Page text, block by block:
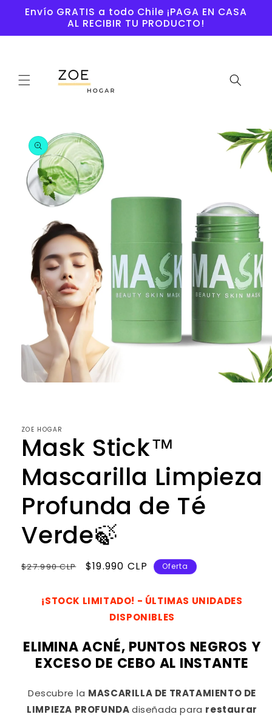
directamente
Envío GRATIS a todo Chile ¡PAGA EN CASA
AL RECIBIR TU PRODUCTO!
información
del producto
una
ventana
modal
ZOE HOGAR
Mask Stick™
Mascarilla Limpieza
Profunda de Té
Verde🍃
Precio
$27.990 CLP
Precio
oferta
$19.990 CLP Oferta
¡STOCK LIMITADO! - ÚLTIMAS UNIDADES
DISPONIBLES
ELIMINA ACNÉ, PUNTOS NEGROS Y
EXCESO DE CEBO AL INSTANTE
Descubre la MASCARILLA DE TRATAMIENTO DE
LIMPIEZA PROFUNDAdiseñada para restaurar